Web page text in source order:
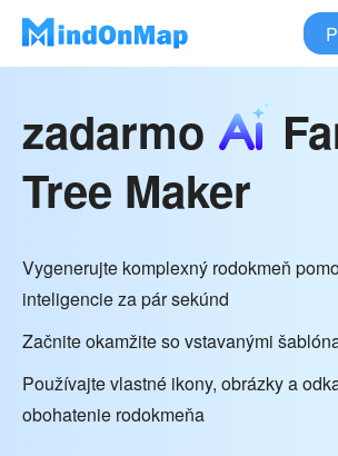
zadarmo
Tree Maker
Vygenerujte komplexný rodokmeň
inteligencie za pár sekúnd
Začnite okamžite so vstavanými
Používajte vlastné ikony, obrázky a
obohatenie rodokmeňa